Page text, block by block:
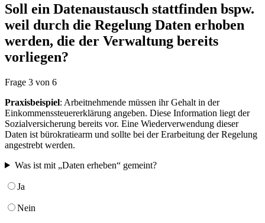
Soll ein Datenaustausch stattfinden bspw.
weil durch die Regelung Daten erhoben
werden, die der Verwaltung bereits
vorliegen?
Frage 3 von 6
Praxisbeispiel: Arbeitnehmende müssen ihr Gehalt in der
Einkommenssteuererklärung angeben. Diese Information liegt der
Sozialversicherung bereits vor. Eine Wiederverwendung dieser
Daten ist bürokratiearm und sollte bei der Erarbeitung der Regelung
angestrebt werden.
Was ist mit „Daten erheben“ gemeint?
Ja
Nein